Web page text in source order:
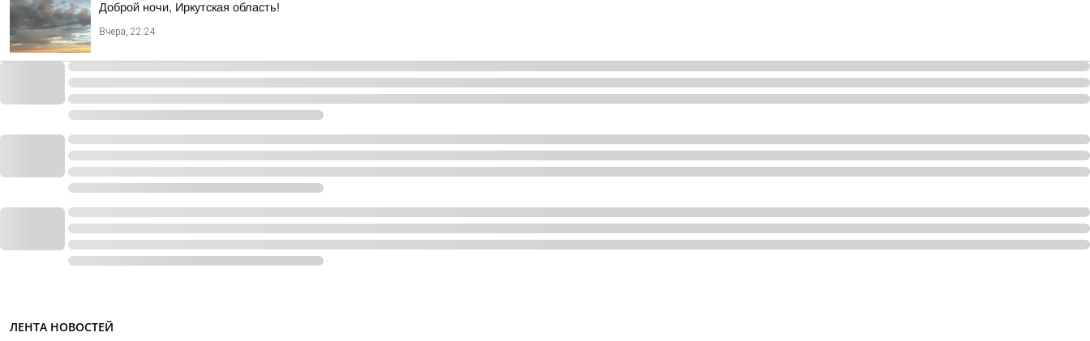
Доброй ночи, Иркутская область!
Вчера, 22:24
ЛЕНТА НОВОСТЕЙ